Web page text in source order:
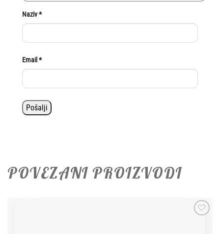
Naziv*
Email *
POVEZANI PROIZVODI